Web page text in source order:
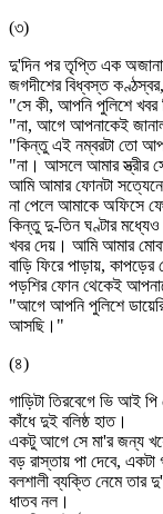
(৩)
দু'দিন পর তৃপ্তি এক
জগদীশের বিধ্বস্ত
"সে কী, আপনি পুলিশে খবর
"না, আগে আপনাকেই
"কিন্তু এই নম্বরটা তো
"না। আসলে আমার স্ত্রীর
আমি আমার ফোনটা
না পেলে আমাকে অফিসে
কিন্তু দু-তিন ঘণ্টার
খবর দেয়। আমি আমার
বাড়ি ফিরে পাড়ায়,
পড়শির ফোন থেকেই
"আগে আপনি পুলিশে
আসছি।"
(৪)
গাড়িটা তিরবেগে ভি আই
কাঁধে দুই বলিষ্ঠ হাত।
একটু আগে সে মা'র জন্য
বড় রাস্তায় পা দেবে, একটা
বলশালী ব্যক্তি নেমে তার
ধাতব নল।